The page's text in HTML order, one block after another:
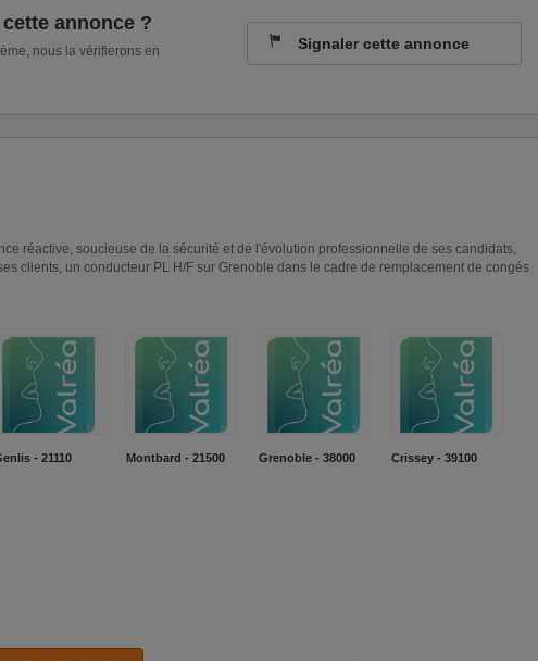
annonce ?
nous la vérifierons en
Signaler cette annonce
réactive, soucieuse de la sécurité et de l'évolution professionnelle de ses candidats,
clients, un conducteur PL H/F sur Grenoble dans le cadre de remplacement de congés
- 21110 Montbard - 21500 Grenoble - 38000 Crissey - 39100